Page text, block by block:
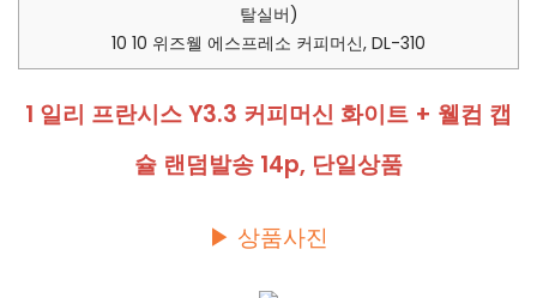
탈실버)
10 10 위즈웰 에스프레소 커피머신, DL-310
1 일리 프란시스 Y3.3 커피머신 화이트 + 웰컴 캡
슐 랜덤발송 14p, 단일상품
▶ 상품사진